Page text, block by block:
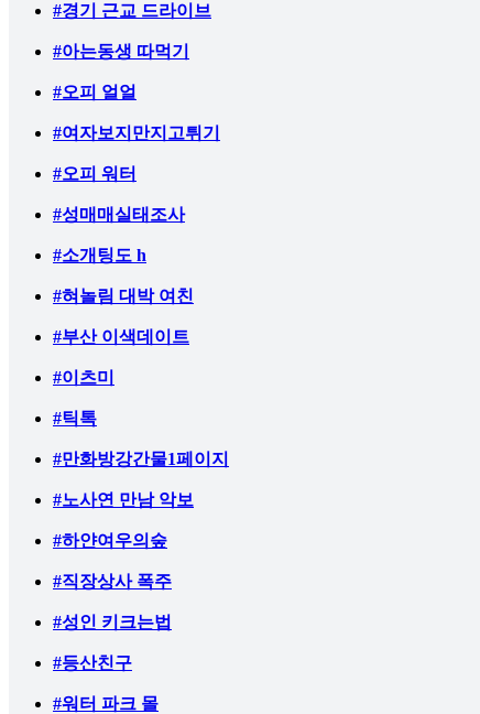
#경기 근교 드라이브
#아는동생 따먹기
#오피 얼얼
#여자보지만지고튀기
#오피 워터
#성매매실태조사
#소개팅도 h
#혀놀림 대박 여친
#부산 이색데이트
#이츠미
#틱톡
#만화방강간물1페이지
#노사연 만남 악보
#하얀여우의숲
#직장상사 폭주
#성인 키크는법
#등산친구
#워터 파크 몰